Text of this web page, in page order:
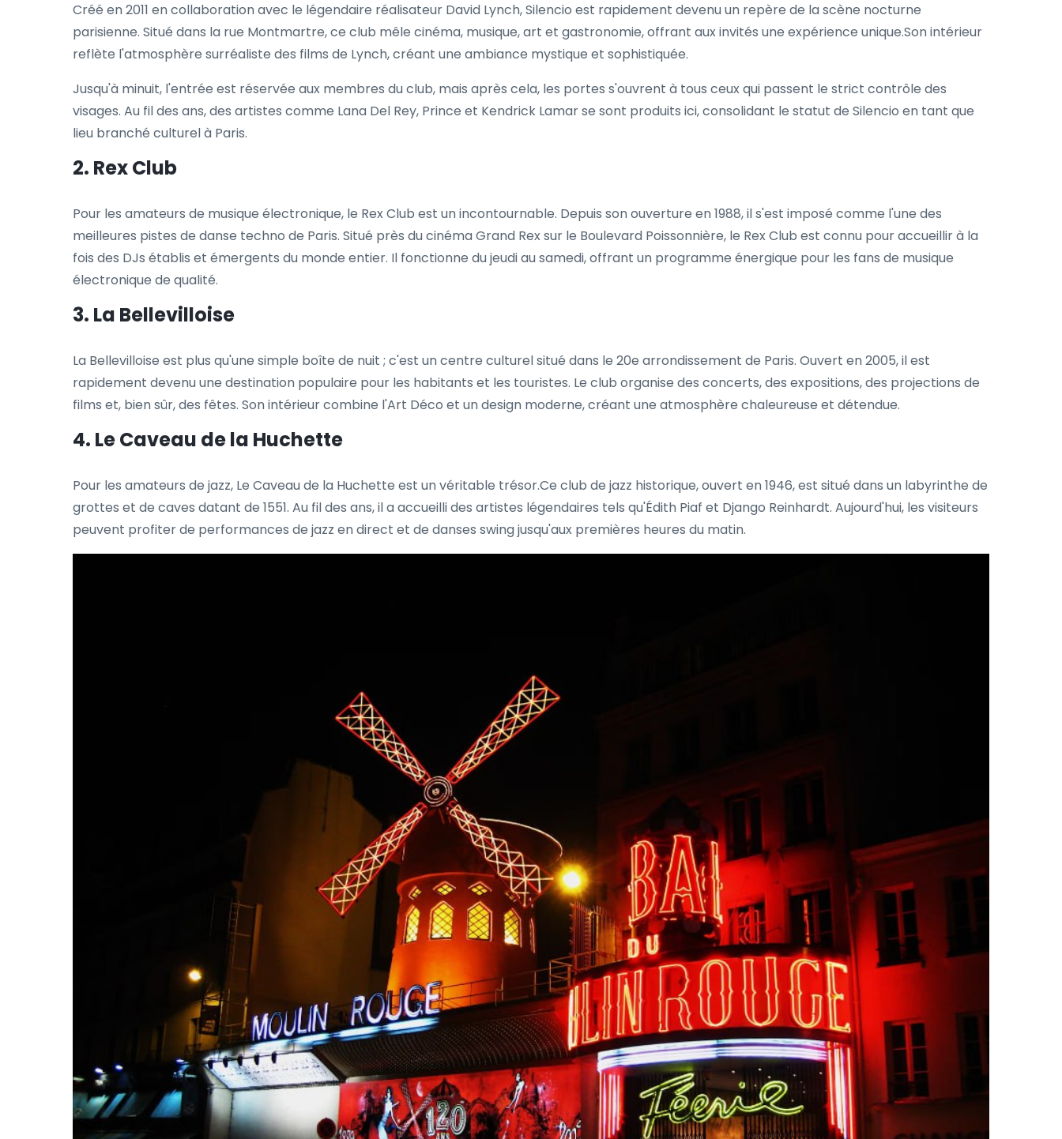
Créé en 2011 en collaboration avec le légendaire réalisateur David Lynch, Silencio est rapidement devenu un repère de la scène nocturne
parisienne. Situé dans la rue Montmartre, ce club mêle cinéma, musique, art et gastronomie, offrant aux invités une expérience unique.Son intérieur
reflète l'atmosphère surréaliste des films de Lynch, créant une ambiance mystique et sophistiquée.
Jusqu'à minuit, l'entrée est réservée aux membres du club, mais après cela, les portes s'ouvrent à tous ceux qui passent le strict contrôle des
visages. Au fil des ans, des artistes comme Lana Del Rey, Prince et Kendrick Lamar se sont produits ici, consolidant le statut de Silencio en tant que
lieu branché culturel à Paris.
2. Rex Club
Pour les amateurs de musique électronique, le Rex Club est un incontournable. Depuis son ouverture en 1988, il s'est imposé comme l'une des
meilleures pistes de danse techno de Paris. Situé près du cinéma Grand Rex sur le Boulevard Poissonnière, le Rex Club est connu pour accueillir à la
fois des DJs établis et émergents du monde entier. Il fonctionne du jeudi au samedi, offrant un programme énergique pour les fans de musique
électronique de qualité.
3. La Bellevilloise
La Bellevilloise est plus qu'une simple boîte de nuit ; c'est un centre culturel situé dans le 20e arrondissement de Paris. Ouvert en 2005, il est
rapidement devenu une destination populaire pour les habitants et les touristes. Le club organise des concerts, des expositions, des projections de
films et, bien sûr, des fêtes. Son intérieur combine l'Art Déco et un design moderne, créant une atmosphère chaleureuse et détendue.
4. Le Caveau de la Huchette
Pour les amateurs de jazz, Le Caveau de la Huchette est un véritable trésor.Ce club de jazz historique, ouvert en 1946, est situé dans un labyrinthe de
grottes et de caves datant de 1551. Au fil des ans, il a accueilli des artistes légendaires tels qu'Édith Piaf et Django Reinhardt. Aujourd'hui, les visiteurs
peuvent profiter de performances de jazz en direct et de danses swing jusqu'aux premières heures du matin.